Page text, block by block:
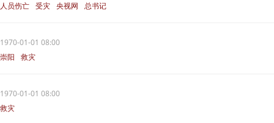
人员伤亡 受灾 央视网
总书记
1970-01-01 08:00
崇阳
救灾
1970-01-01 08:00
救灾